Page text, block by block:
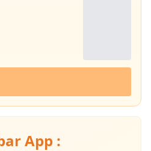
App :